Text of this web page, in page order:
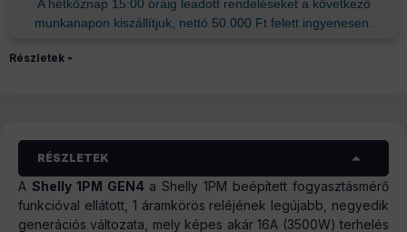
A hétköznap 15:00 óráig leadott rendeléseket a következő
munkanapon kiszállítjuk, nettó 50.000 Ft felett ingyenesen.
Részletek
RÉSZLETEK
A Shelly 1PM GEN4 a Shelly 1PM beépített fogyasztásmérő
funkcióval ellátott, 1 áramkörös reléjének legújabb, negyedik
generációs változata, mely képes akár 16A (3500W) terhelés